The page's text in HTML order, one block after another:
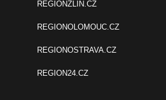
REGIONZLIN.CZ
REGIONOLOMOUC.CZ
REGIONOSTRAVA.CZ
REGION24.CZ